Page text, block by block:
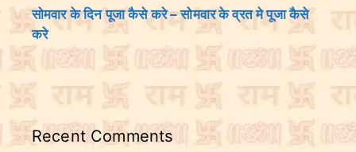
सोमवार के दिन पूजा कैसे करे – सोमवार के व्रत मे पूजा कैसे
करे
Recent Comments